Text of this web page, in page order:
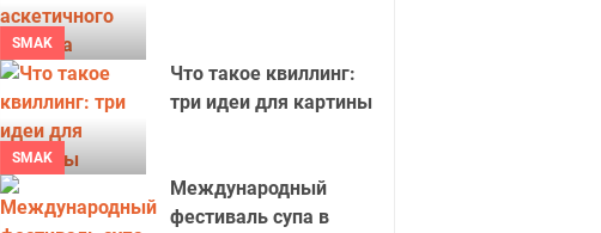
SMAK
SMAK
Что такое квиллинг:
три идеи для картины
Международный
фестиваль супа в